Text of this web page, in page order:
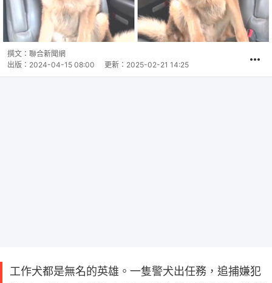
撰文： 聯合新聞網
出版： 2024-04-15 08:00 更新： 2025-02-21 14:25
工作犬都是無名的英雄。一隻警犬出任務，追捕嫌犯